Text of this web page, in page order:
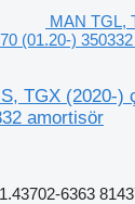
MAN TGL,
(01.20-)
TGX (2020-)
amortisör
6363